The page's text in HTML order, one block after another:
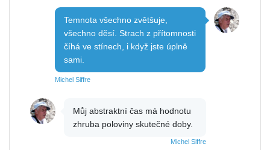
Temnota všechno zvětšuje,
všechno děsí. Strach z přítomnosti
číhá ve stínech, i když jste úplně
sami.
Michel Siffre
Můj abstraktní čas má hodnotu
zhruba poloviny skutečné doby.
Michel Siffre